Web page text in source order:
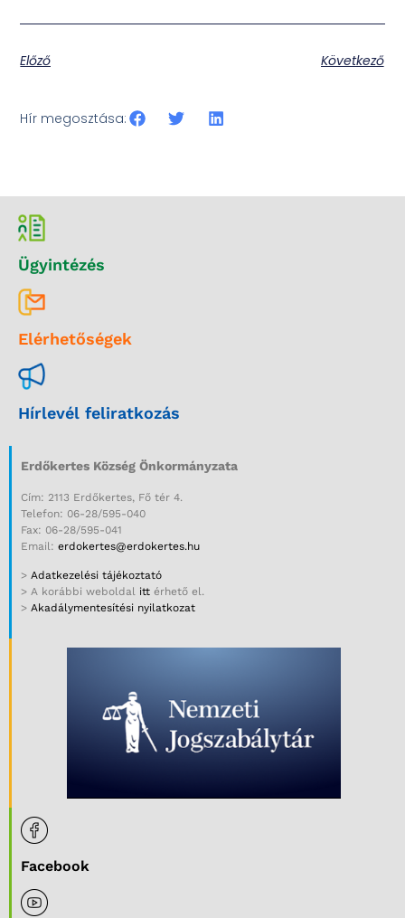
Előző Következő
Hír megosztása:
Ügyintézés
Elérhetőségek
Hírlevél feliratkozás
Erdőkertes Község Önkormányzata
Cím: 2113 Erdőkertes, Fő tér 4.
Telefon: 06-28/595-040
Fax: 06-28/595-041
Email: erdokertes@erdokertes.hu
> Adatkezelési tájékoztató
> A korábbi weboldal itt érhető el.
> Akadálymentesítési nyilatkozat
Facebook